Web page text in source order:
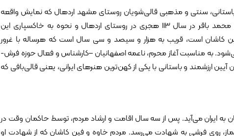
باستانی، سنتی و مذهبی قالی‌شویان روستای مشهد اردهال که نمايش واقعه
شهادت سلطان علی بن محمد باقر در سال 113 هجری در روستای اردهال و نحوه به خاكسپاری اين
كاشان است، قریب به هزار و سیصد و سی سال است كه هرساله با غرور
به مناسبت آغاز محرم، ناعمه اصفهانیان –کارشناس و فعال حوزه فرش-
آیین ارزشمند و باستانی با یکی از کهن‌ترین هنرهای ایرانی، یعنی قالی‌بافی که
به ایران ‌می‌آید. پس از سه سال اقامت و ارشاد مردم، توسط حاکمان وقت در
روی فرشی به شهادت می‌رسد. مردم خاوه و فینِ کاشان که از شهادت او